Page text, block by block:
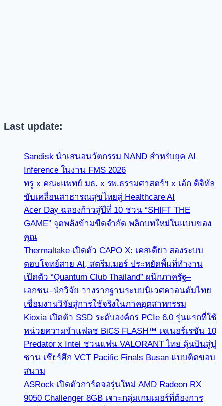
Last update:
Sandisk นำเสนอนวัตกรรม NAND สำหรับยุค AI
Inference ในงาน FMS 2026
ทรู x คณะแพทย์ มธ. x รพ.ธรรมศาสตร์ฯ x เอ้ก ดิจิทัล
ขับเคลื่อนสาธารณสุขไทยสู่ Healthcare AI
Acer Day ฉลองก้าวสู่ปีที่ 10 ชวน “SHIFT THE
GAME” จุดพลังข้ามขีดจำกัด พลิกบทใหม่ในแบบของ
คุณ
Thermaltake เปิดตัว CAPO X: เคสเดียว สองระบบ
ตอบโจทย์สาย AI, สตรีมเมอร์ ประหยัดพื้นที่ทำงาน
เปิดตัว “Quantum Club Thailand” ผนึกภาครัฐ–
เอกชน–นักวิจัย วางรากฐานระบบนิเวศควอนตัมไทย
เชื่อมงานวิจัยสู่การใช้จริงในภาคอุตสาหกรรม
Kioxia เปิดตัว SSD ระดับองค์กร PCIe 6.0 รุ่นแรกที่ใช้
หน่วยความจำแฟลช BiCS FLASH™ เจเนอร์เรชัน 10
Predator x Intel ชวนแฟน VALORANT ไทย ลุ้นบินสู่ปู
ซาน เชียร์ศึก VCT Pacific Finals Busan แบบติดขอบ
สนาม
ASRock เปิดตัวการ์ดจอรุ่นใหม่ AMD Radeon RX
9050 Challenger 8GB เจาะกลุ่มเกมเมอร์ที่ต้องการ